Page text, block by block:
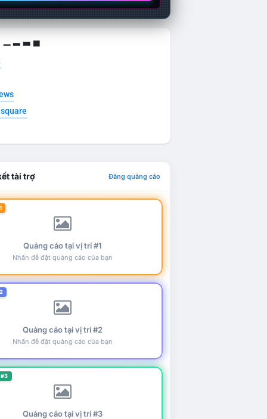
▁ ▂ ▃ ▄
tài trợ Đăng quảng cáo
Quảng cáo tại vị trí #1
Nhấn để đặt quảng cáo của bạn
Quảng cáo tại vị trí #2
Nhấn để đặt quảng cáo của bạn
Quảng cáo tại vị trí #3